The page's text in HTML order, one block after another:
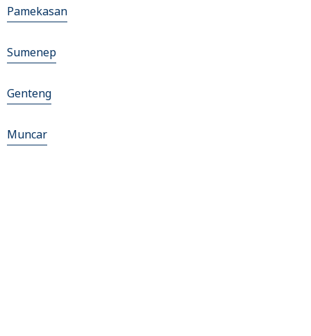
Pamekasan
Sumenep
Genteng
Muncar